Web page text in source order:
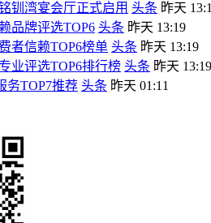
钏湾宴会厅正式启用 头条 昨天
品牌评选TOP6 头条 昨天 13:19
者信赖TOP6榜单 头条 昨天 13:19
业评选TOP6排行榜 头条 昨天 13:19
务TOP7推荐 头条 昨天 01:11